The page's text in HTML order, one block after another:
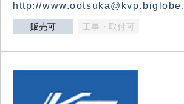
http://
販売可 工事・取付可